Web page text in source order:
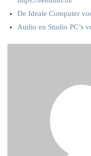
De Ideale Computer
Audio en Studio PC’s